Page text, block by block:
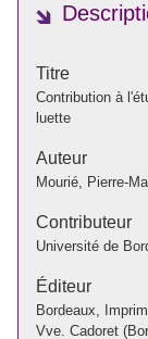
Titre
Contribution à
luette
Auteur
Mourié, Pierre-
Contributeur
Université de
Éditeur
Bordeaux,
Vve. Cadoret